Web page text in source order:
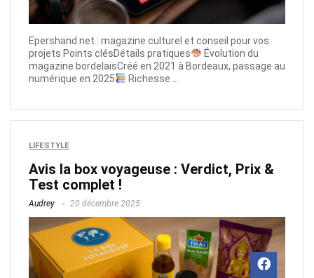
Epershand.net : magazine culturel et conseil pour vos
projets Points clésDétails pratiques
Évolution du
magazine bordelaisCréé en 2021 à Bordeaux, passage au
numérique en 2025
Richesse ...
LIFESTYLE
Avis la box voyageuse : Verdict, Prix &
Test complet !
Audrey 20 décembre 2025